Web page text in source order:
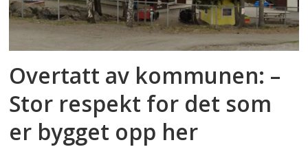
Overtatt av kommunen: –
Stor respekt for det som
er bygget opp her